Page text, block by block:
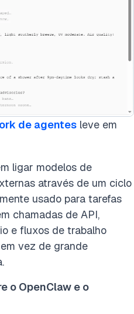
de agentes leve em
ligar modelos de
através de um ciclo
usado para tarefas
chamadas de API,
e fluxos de trabalho
vez de grande
o OpenClaw e o